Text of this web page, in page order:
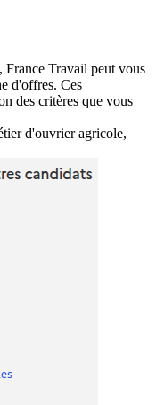
France Travail peut vous
d'offres. Ces
des critères que vous
d'ouvrier agricole,